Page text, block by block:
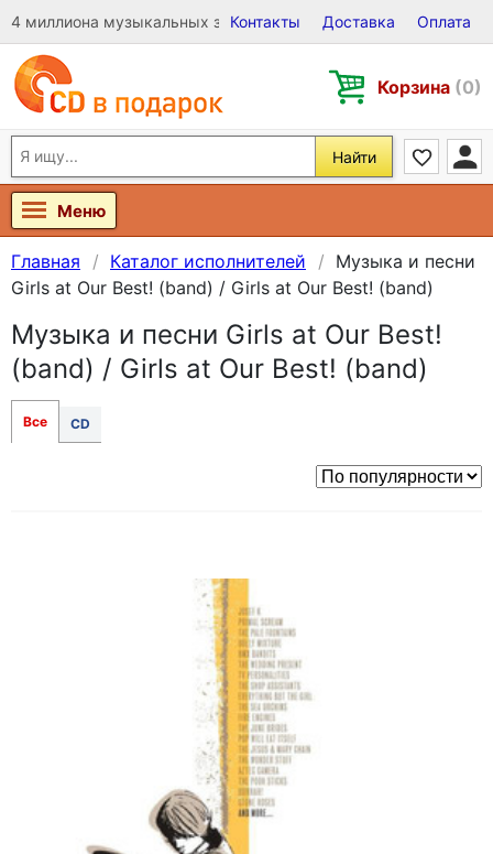
4 миллиона музыкальных записей на Виниле, CD и DVD
Контакты Доставка Оплата
Корзина (0)
Найти
Меню
Главная Каталог исполнителей
Музыка и песни
Girls at Our Best! (band) / Girls at Our Best! (band)
Музыка и песни Girls at Our Best!
(band) / Girls at Our Best! (band)
Все CD